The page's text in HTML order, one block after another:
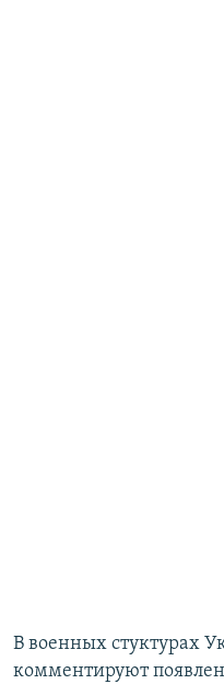
В военных стуктурах
комментируют